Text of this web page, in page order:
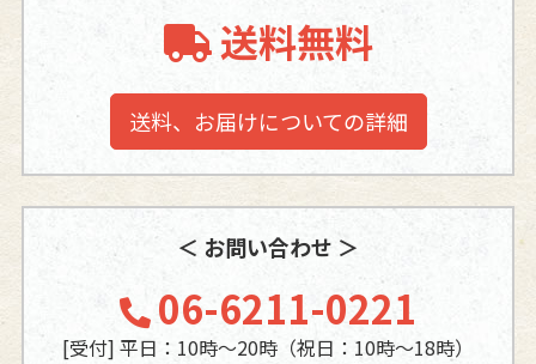
送料無料
送料、お届けについての詳細
＜ お問い合わせ ＞
06-6211-0221
[受付] 平日：10時～20時（祝日：10時～18時）